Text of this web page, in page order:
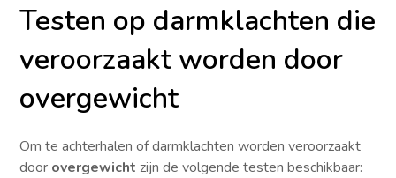
Testen op darmklachten die
veroorzaakt worden door
overgewicht
Om te achterhalen of darmklachten worden veroorzaakt
door overgewicht zijn de volgende testen beschikbaar: